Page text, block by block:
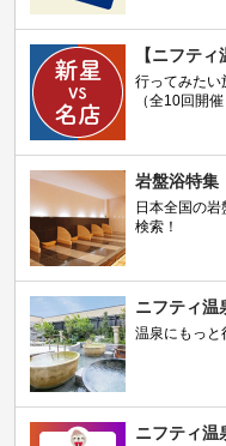
【ニフテ
行ってみたい
（全10回開
岩盤浴特集
日本全国の
検索！
ニフティ温
温泉にもっと
ニフティ温